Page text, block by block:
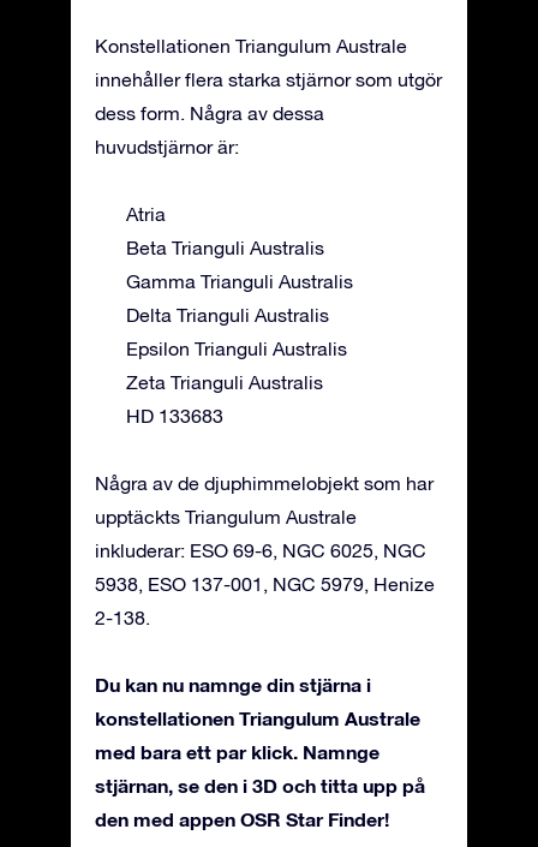
Konstellationen Triangulum Australe
innehåller flera starka stjärnor som utgör
dess form. Några av dessa
huvudstjärnor är:
Atria
Beta Trianguli Australis
Gamma Trianguli Australis
Delta Trianguli Australis
Epsilon Trianguli Australis
Zeta Trianguli Australis
HD 133683
Några av de djuphimmelobjekt som har
upptäckts Triangulum Australe
inkluderar: ESO 69-6, NGC 6025, NGC
5938, ESO 137-001, NGC 5979, Henize
2-138.
Du kan nu namnge din stjärna i
konstellationen Triangulum Australe
med bara ett par klick. Namnge
stjärnan, se den i 3D och titta upp på
den med appen OSR Star Finder!